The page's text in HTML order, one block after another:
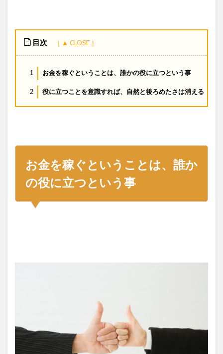
目次
1 お金を稼ぐということは、誰かの役に立つという事
2 役に立つことを意識すれば、自然と後ろめたさは消える
お金を稼ぐということは、誰か
の役に立つという事